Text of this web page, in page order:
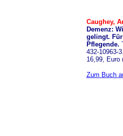
Caughey,
Demenz:
gelingt.
Pflegende.
432-10963-
16,99, Euro
Zum Buch